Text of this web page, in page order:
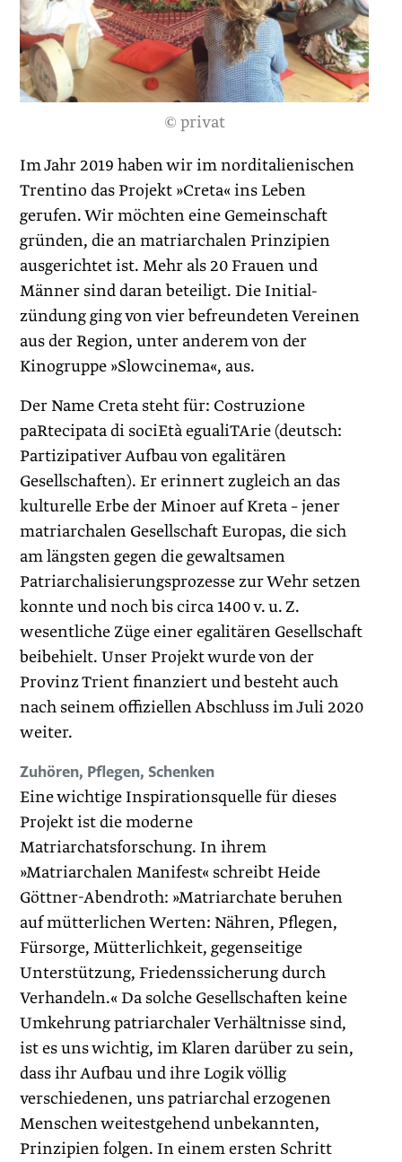
© privat
Im Jahr 2019 haben wir im norditalienischen
Trentino das Projekt »Creta« ins Leben
gerufen. Wir möchten eine Gemeinschaft
gründen, die an matriarchalen Prinzipien
ausgerichtet ist. Mehr als 20 Frauen und
Männer sind daran beteiligt. Die Initial-
zündung ging von vier befreundeten Vereinen
aus der Region, unter anderem von der
Kinogruppe »Slowcinema«, aus.
Der Name Creta steht für: Costruzione
paRtecipata di sociEtà egualiTArie (deutsch:
Partizipativer Aufbau von egalitären
Gesellschaften). Er erinnert zugleich an das
kulturelle Erbe der Minoer auf Kreta – jener
matriarchalen Gesellschaft Europas, die sich
am längsten gegen die gewaltsamen
Patriarchalisierungsprozesse zur Wehr setzen
konnte und noch bis circa 1400 v. u. Z.
wesentliche Züge einer egalitären Gesellschaft
beibehielt. Unser Projekt wurde von der
Provinz Trient finanziert und besteht auch
nach seinem offiziellen Abschluss im Juli 2020
weiter.
Zuhören, Pflegen, Schenken
Eine wichtige Inspirationsquelle für dieses
Projekt ist die moderne
Matriarchatsforschung. In ihrem
»Matriarchalen Manifest« schreibt Heide
Göttner-Abendroth: »Matriarchate beruhen
auf mütterlichen Werten: Nähren, Pflegen,
Fürsorge, Mütterlichkeit, gegenseitige
Unterstützung, Friedenssicherung durch
Verhandeln.« Da solche Gesellschaften keine
Umkehrung patriarchaler Verhältnisse sind,
ist es uns wichtig, im Klaren darüber zu sein,
dass ihr Aufbau und ihre Logik völlig
verschiedenen, uns patriarchal erzogenen
Menschen weitestgehend unbekannten,
Prinzipien folgen. In einem ersten Schritt